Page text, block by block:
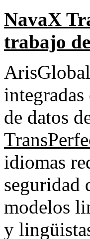
NavaX
trabajo
de datos
idiomas
seguridad
modelos
y